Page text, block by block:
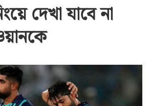
‍দেখা যাবে না